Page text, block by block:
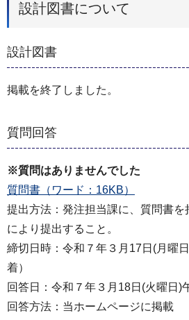
設計図書について
設計図書
掲載を終了しました。
質問回答
※質問はありませんでした
質問書（ワード：16KB）
提出方法：発注担当課に、質問書
により提出すること。
締切日時：令和７年３月17日(月曜
着）
回答日：令和７年３月18日(火曜日)
回答方法：当ホームページに掲載